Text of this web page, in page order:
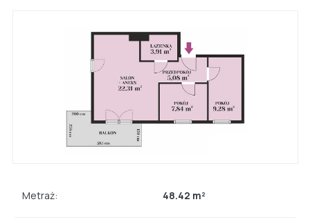
Metraż: 48.42 m²